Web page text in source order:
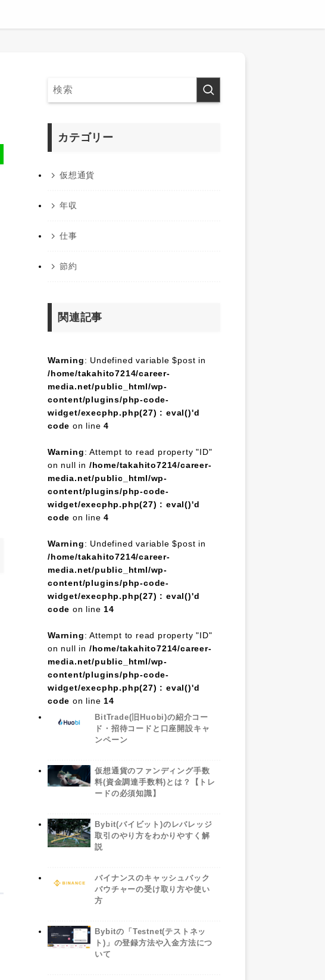
カテゴリー
仮想通貨
年収
仕事
節約
関連記事
Warning: Undefined variable $post in
/home/takahito7214/career-
media.net/public_html/wp-
content/plugins/php-code-
widget/execphp.php(27) : eval()'d
code on line4
Warning: Attempt to read property "ID"
on null in /home/takahito7214/career-
media.net/public_html/wp-
content/plugins/php-code-
widget/execphp.php(27) : eval()'d
code on line4
Warning: Undefined variable $post in
/home/takahito7214/career-
media.net/public_html/wp-
content/plugins/php-code-
widget/execphp.php(27) : eval()'d
code on line 14
Warning: Attempt to read property "ID"
on null in /home/takahito7214/career-
media.net/public_html/wp-
content/plugins/php-code-
widget/execphp.php(27) : eval()'d
code on line 14
BitTrade(旧Huobi)の紹介コー
ド・招待コードと口座開設キャ
ンペーン
仮想通貨のファンディング手数
料(資金調達手数料)とは？【トレ
ードの必須知識】
Bybit(バイビット)のレバレッジ
取引のやり方をわかりやすく解
説
バイナンスのキャッシュバック
バウチャーの受け取り方や使い
方
Bybitの「Testnet(テストネッ
ト)」の登録方法や入金方法につ
いて